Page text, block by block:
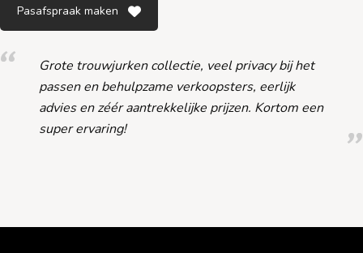
Pasafspraak maken
Grote trouwjurken collectie, veel privacy bij het
passen en behulpzame verkoopsters, eerlijk
advies en zéér aantrekkelijke prijzen. Kortom een
super ervaring!